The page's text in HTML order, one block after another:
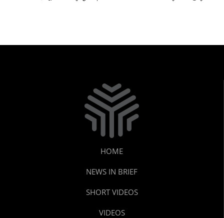
HOME
NEWS IN BRIEF
SHORT VIDEOS
VIDEOS